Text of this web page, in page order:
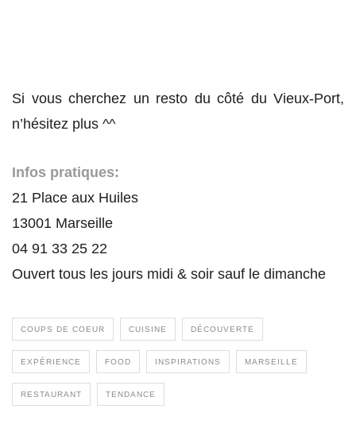
Si vous cherchez un resto du côté du Vieux-Port,
n’hésitez plus ^^
Infos pratiques:
21 Place aux Huiles
13001 Marseille
04 91 33 25 22
Ouvert tous les jours midi & soir sauf le dimanche
COUPS DE COEUR CUISINE DÉCOUVERTE
EXPÉRIENCE FOOD INSPIRATIONS MARSEILLE
RESTAURANT TENDANCE